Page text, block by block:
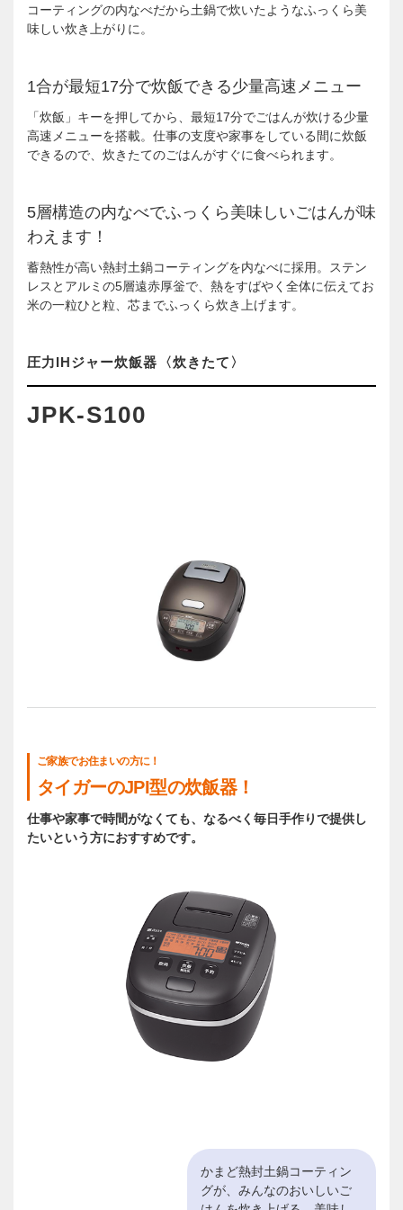
コーティングの内なべだから土鍋で炊いたようなふっくら美
味しい炊き上がりに。
1合が最短17分で炊飯できる少量高速メニュー
「炊飯」キーを押してから、最短17分でごはんが炊ける少量
高速メニューを搭載。仕事の支度や家事をしている間に炊飯
できるので、炊きたてのごはんがすぐに食べられます。
5層構造の内なべでふっくら美味しいごはんが味
わえます！
蓄熱性が高い熱封土鍋コーティングを内なべに採用。ステン
レスとアルミの5層遠赤厚釡で、熱をすばやく全体に伝えてお
米の一粒ひと粒、芯までふっくら炊き上げます。
圧力IHジャー炊飯器〈炊きたて〉
JPK-S100
ご家族でお住まいの方に！
タイガーのJPI型の炊飯器！
仕事や家事で時間がなくても、なるべく毎日手作りで提供し
たいという方におすすめです。
かまど熱封土鍋コーティン
グが、みんなのおいしいご